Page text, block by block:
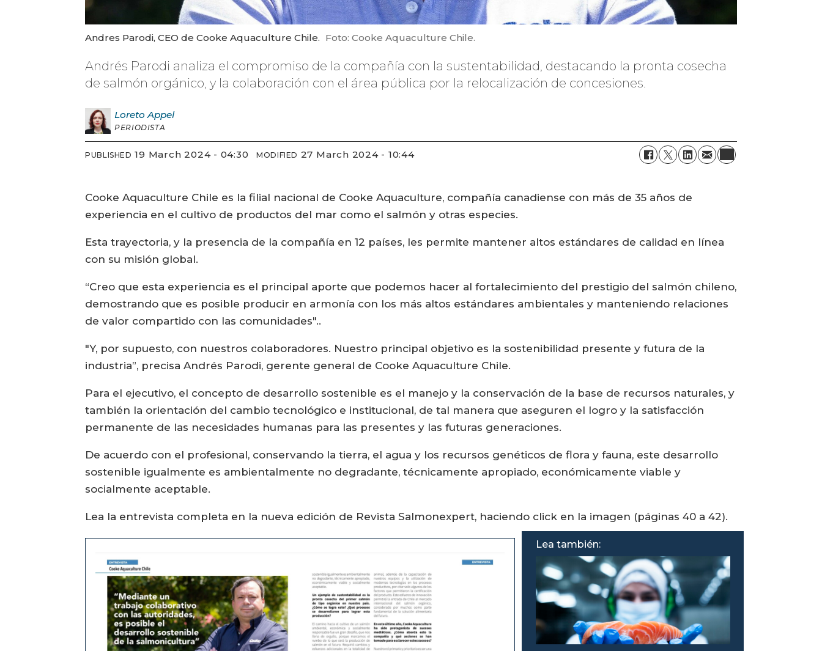
Andres Parodi, CEO de Cooke Aquaculture Chile. Foto: Cooke Aquaculture Chile.
Andrés Parodi analiza el compromiso de la compañía con la sustentabilidad, destacando la pronta cosecha
de salmón orgánico, y la colaboración con el área pública por la relocalización de concesiones.
Loreto Appel
PERIODISTA
PUBLISHED 19 March 2024 - 04:30 MODIFIED 27 March 2024 - 10:44
Cooke Aquaculture Chile es la filial nacional de Cooke Aquaculture, compañía canadiense con más de 35 años de
experiencia en el cultivo de productos del mar como el salmón y otras especies.
Esta trayectoria, y la presencia de la compañía en 12 países, les permite mantener altos estándares de calidad en línea
con su misión global.
“Creo que esta experiencia es el principal aporte que podemos hacer al fortalecimiento del prestigio del salmón chileno,
demostrando que es posible producir en armonía con los más altos estándares ambientales y manteniendo relaciones
de valor compartido con las comunidades"..
"Y, por supuesto, con nuestros colaboradores. Nuestro principal objetivo es la sostenibilidad presente y futura de la
industria”, precisa Andrés Parodi, gerente general de Cooke Aquaculture Chile.
Para el ejecutivo, el concepto de desarrollo sostenible es el manejo y la conservación de la base de recursos naturales, y
también la orientación del cambio tecnológico e institucional, de tal manera que aseguren el logro y la satisfacción
permanente de las necesidades humanas para las presentes y las futuras generaciones.
De acuerdo con el profesional, conservando la tierra, el agua y los recursos genéticos de flora y fauna, este desarrollo
sostenible igualmente es ambientalmente no degradante, técnicamente apropiado, económicamente viable y
socialmente aceptable.
Lea la entrevista completa en la nueva edición de Revista Salmonexpert, haciendo click en la imagen (páginas 40 a 42).
Lea también: